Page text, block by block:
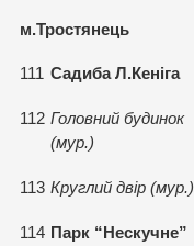
м.Тростянець
111 Садиба Л.Кенiга
112 Головний будинок
(мур.)
113 Круглий двiр (мур.)
114 Парк “Нескучне”